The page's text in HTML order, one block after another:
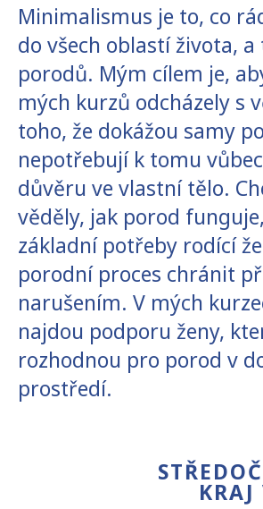
Minimalismus je to, co
do všech oblastí života, a
porodů. Mým cílem je,
mých kurzů odcházely s
toho, že dokážou samy
nepotřebují k tomu
důvěru ve vlastní tělo.
věděly, jak porod
základní potřeby rodící
porodní proces chránit
narušením. V mých
najdou podporu ženy,
rozhodnou pro porod v
prostředí.